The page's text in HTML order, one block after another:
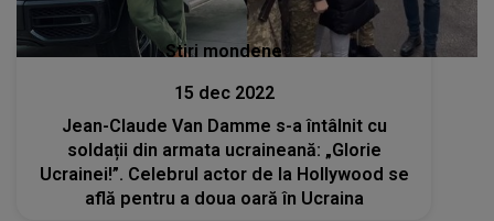
Stiri mondene
15 dec 2022
Jean-Claude Van Damme s-a întâlnit cu
soldații din armata ucraineană: „Glorie
Ucrainei!”. Celebrul actor de la Hollywood se
află pentru a doua oară în Ucraina